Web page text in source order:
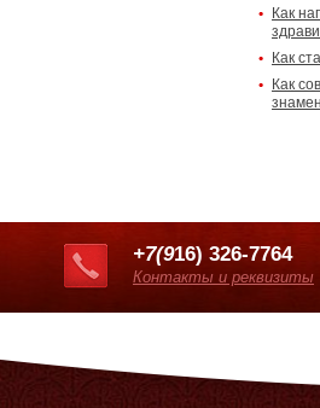
Как
Как
Как
+7(916) 326-7764
Контакты и реквизиты